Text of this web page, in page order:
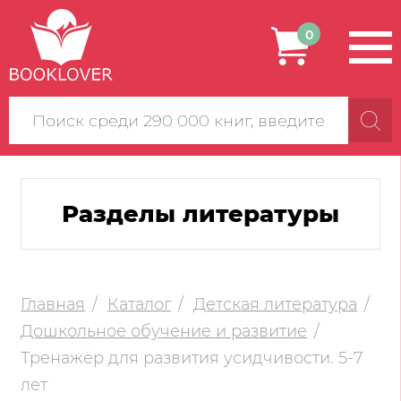
Поиск
по
сайту
0
Разделы литературы
Главная Каталог
Детская литература
Дошкольное обучение и развитие
Тренажёр для развития усидчивости. 5-7
лет